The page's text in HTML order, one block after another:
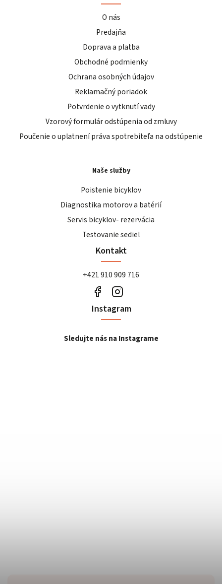
O nás
Predajňa
Doprava a platba
Obchodné podmienky
Ochrana osobných údajov
Reklamačný poriadok
Potvrdenie o vytknutí vady
Vzorový formulár odstúpenia od zmluvy
Poučenie o uplatnení práva spotrebiteľa na odstúpenie
Naše služby
Poistenie bicyklov
Diagnostika motorov a batérií
Servis bicyklov- rezervácia
Testovanie sediel
Kontakt
+421 910 909 716
Instagram
Sledujte nás na Instagrame